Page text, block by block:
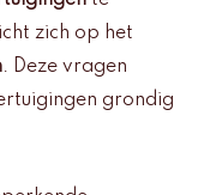
zich op het
. Deze vragen
grondig